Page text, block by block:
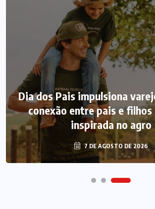
Dia dos Pais impulsiona
conexão entre pais e filhos
inspirada no agro
7 DE AGOSTO DE 2026